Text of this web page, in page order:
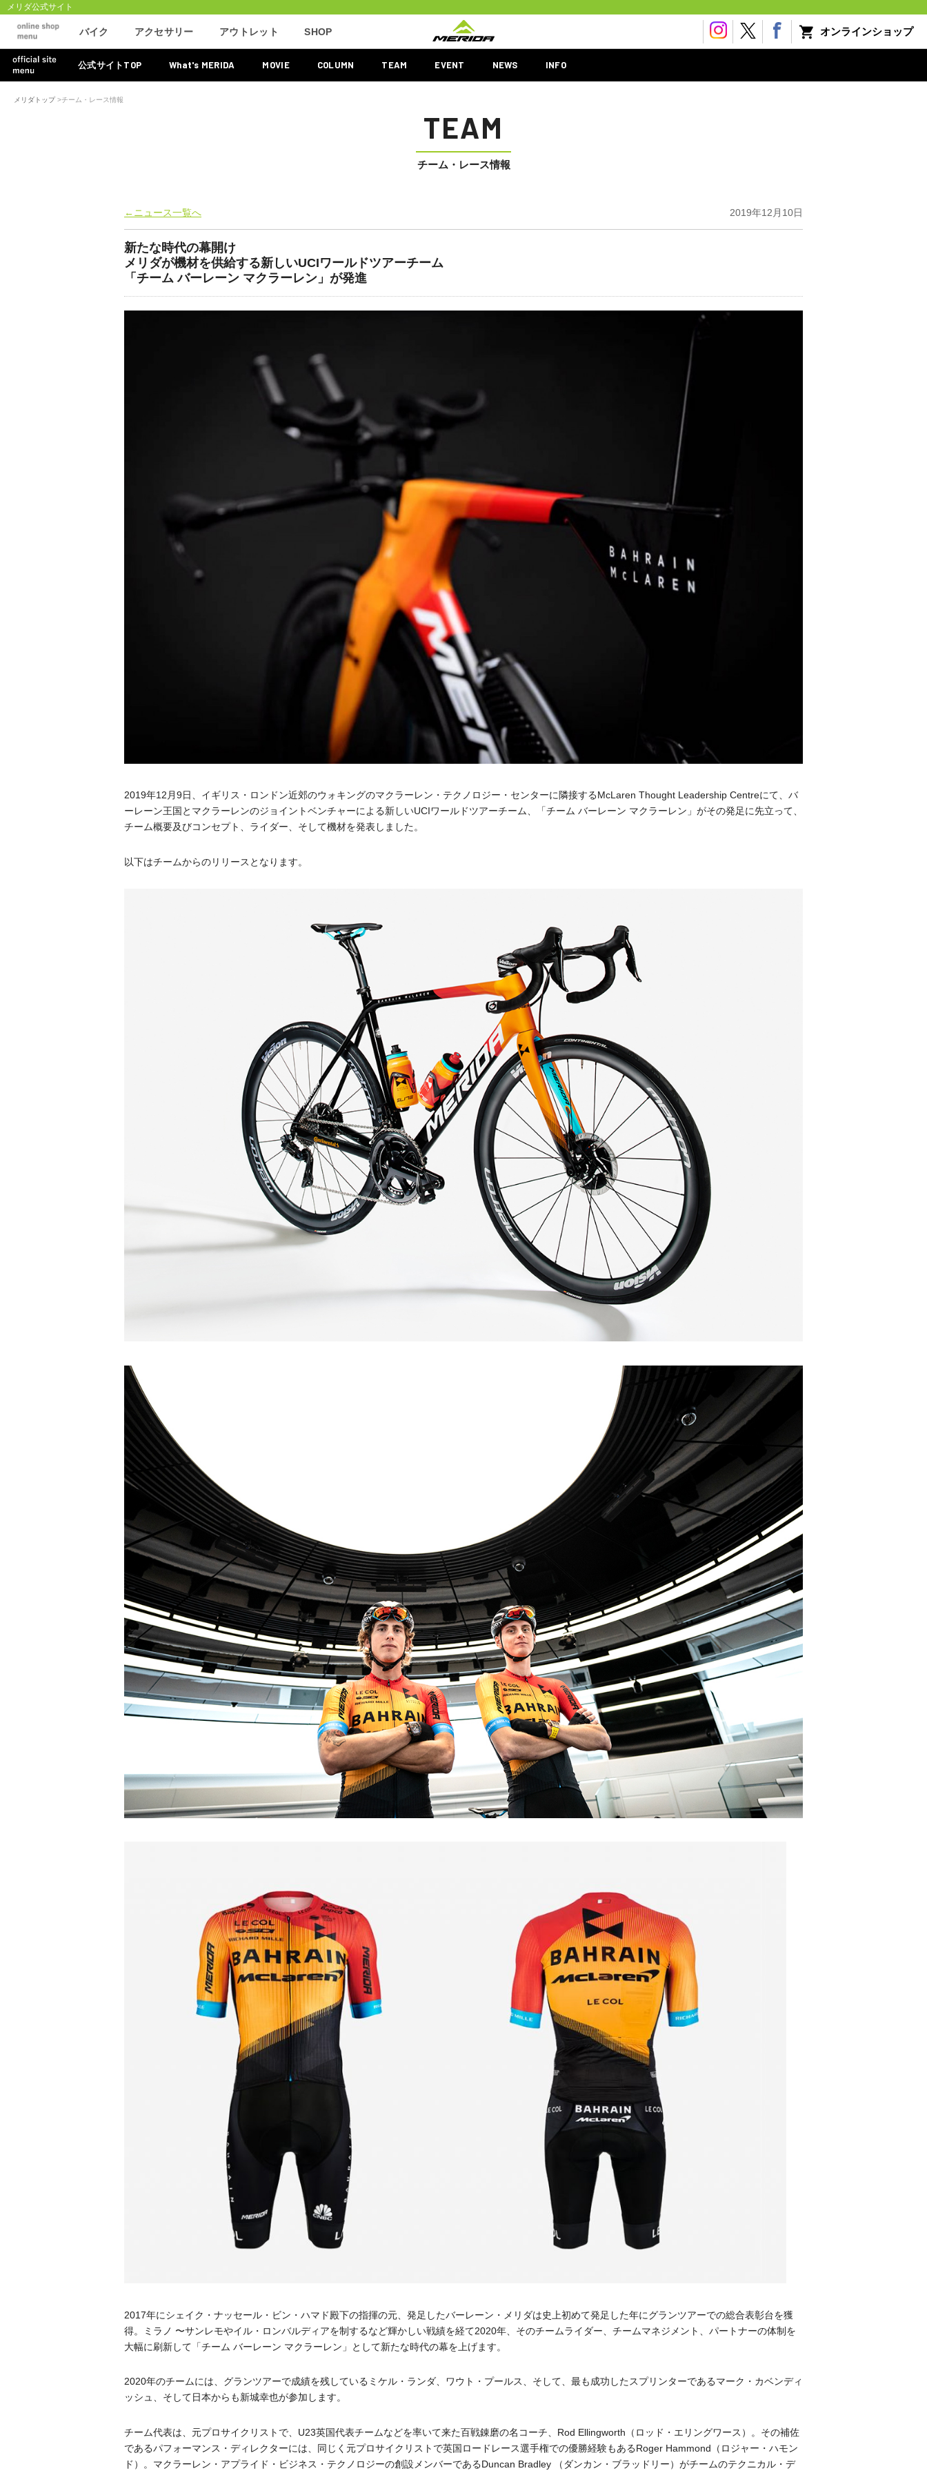
メリダ公式サイト
バイク アクセサリー アウトレット SHOP オンラインショップ
公式サイト TOP What's MERIDA MOVIE COLUMN TEAM EVENT NEWS INFO
TEAM
チーム・レース情報
メリダトップ>チーム・レース情報
←ニュース一覧へ 2019年12月10日
新たな時代の幕開け
メリダが機材を供給する新しいUCIワールドツアーチーム
「チーム バーレーン マクラーレン」が発進
2019年12⽉9⽇、イギリス・ロンドン近郊のウォキングのマクラーレン・テクノロジー・センターに隣接するMcLaren Thought Leadership Centreにて、バ
ーレーン王国とマクラーレンのジョイントベンチャーによる新しいUCIワールドツアーチーム、「チーム バーレーン マクラーレン」がその発⾜に先⽴って、
チーム概要及びコンセプト、ライダー、そして機材を発表しました。
以下はチームからのリリースとなります。
2017年にシェイク・ナッセール・ビン・ハマド殿下の指揮の元、発⾜したバーレーン・メリダは史上初めて発⾜した年にグランツアーでの総合表彰台を獲
得。ミラノ 〜サンレモやイル・ロンバルディアを制するなど輝かしい戦績を経て2020年、そのチームライダー、チームマネジメント、パートナーの体制を
⼤幅に刷新して「チーム バーレーン マクラーレン」として新たな時代の幕を上げます。
2020年のチームには、グランツアーで成績を残しているミケル・ランダ、ワウト・プールス、そして、最も成功したスプリンターであるマーク・カベンディ
ッシュ、そして⽇本からも新城幸也が参加します。
チーム代表は、元プロサイクリストで、U23英国代表チームなどを率いて来た百戦錬磨の名コーチ、Rod Ellingworth（ロッド・エリングワース）。その補佐
であるパフォーマンス・ディレクターには、同じく元プロサイクリストで英国ロードレース選⼿権での優勝経験もあるRoger Hammond（ロジャー・ハモン
ド）。マクラーレン・アプライド・ビジネス・テクノロジーの創設メンバーであるDuncan Bradley （ダンカン・ブラッドリー）がチームのテクニカル・デ